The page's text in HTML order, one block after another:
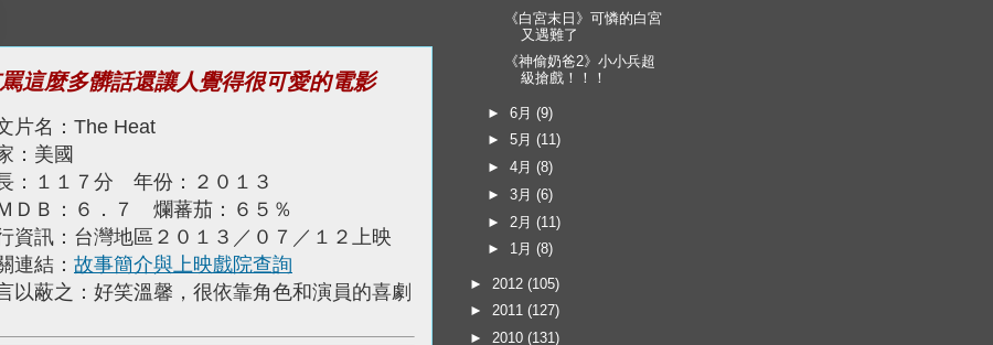
這麼多髒話還讓人覺得很可愛的電影
片名：The Heat
：美國
：１１７分 年份：２０１３
ＤＢ：６．７ 爛蕃茄：６５％
資訊：台灣地區２０１３／０７／１２上映
連結： 故事簡介與上映戲院查詢
以蔽之：好笑溫馨，很依靠角色和演員的喜劇
《白宮末日》可憐的白宮
又遇難了
《神偷奶爸2》小小兵超
級搶戲！！！
► 6月 (9)
► 5月 (11)
► 4月 (8)
► 3月 (6)
► 2月 (11)
► 1月 (8)
► 2012 (105)
► 2011 (127)
► 2010 (131)